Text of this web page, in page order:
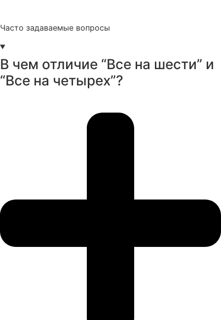
Часто задаваемые вопросы
В чем отличие “Все на шести” и
“Все на четырех”?